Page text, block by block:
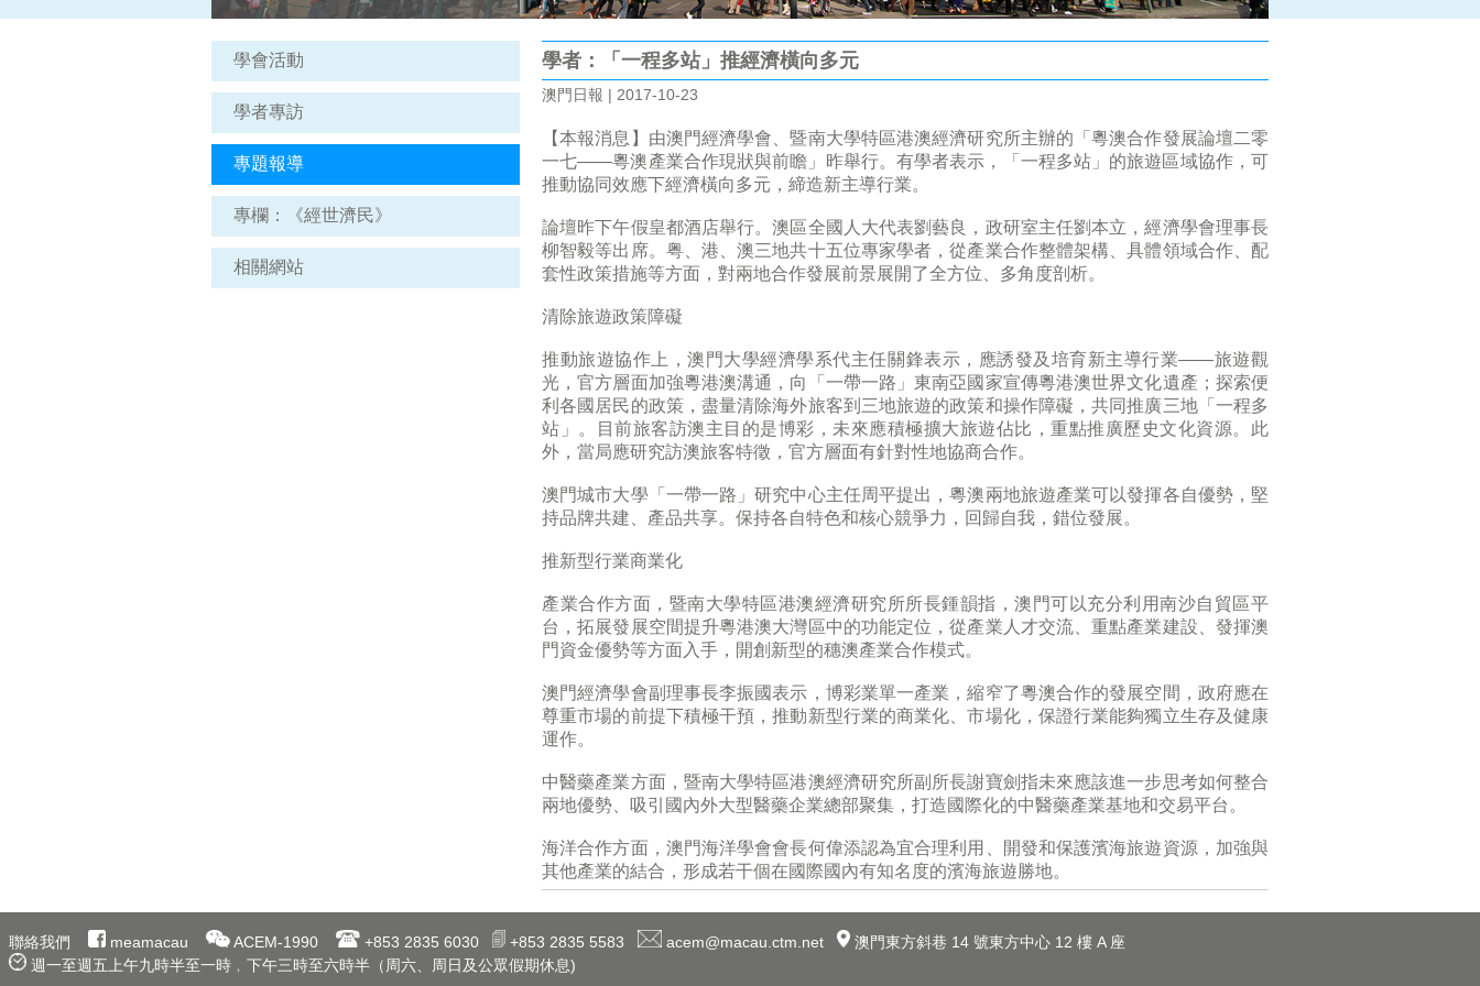
學會活動
學者專訪
專題報導
專欄：《經世濟民》
相關網站
學者：「一程多站」推經濟橫向多元
澳門日報 | 2017-10-23
【本報消息】由澳門經濟學會、暨南大學特區港澳經濟研究所主辦的「粵澳合作發展論壇二零
一七——粵澳產業合作現狀與前瞻」昨舉行。有學者表示，「一程多站」的旅遊區域協作，可
推動協同效應下經濟橫向多元，締造新主導行業。
論壇昨下午假皇都酒店舉行。澳區全國人大代表劉藝良，政研室主任劉本立，經濟學會理事長
柳智毅等出席。粤、港、澳三地共十五位專家學者，從產業合作整體架構、具體領域合作、配
套性政策措施等方面，對兩地合作發展前景展開了全方位、多角度剖析。
清除旅遊政策障礙
推動旅遊協作上，澳門大學經濟學系代主任關鋒表示，應誘發及培育新主導行業——旅遊觀
光，官方層面加強粵港澳溝通，向「一帶一路」東南亞國家宣傳粵港澳世界文化遺產；探索便
利各國居民的政策，盡量清除海外旅客到三地旅遊的政策和操作障礙，共同推廣三地「一程多
站」。目前旅客訪澳主目的是博彩，未來應積極擴大旅遊佔比，重點推廣歷史文化資源。此
外，當局應研究訪澳旅客特徵，官方層面有針對性地協商合作。
澳門城市大學「一帶一路」研究中心主任周平提出，粵澳兩地旅遊產業可以發揮各自優勢，堅
持品牌共建、產品共享。保持各自特色和核心競爭力，回歸自我，錯位發展。
推新型行業商業化
產業合作方面，暨南大學特區港澳經濟研究所所長鍾韻指，澳門可以充分利用南沙自貿區平
台，拓展發展空間提升粵港澳大灣區中的功能定位，從產業人才交流、重點產業建設、發揮澳
門資金優勢等方面入手，開創新型的穗澳產業合作模式。
澳門經濟學會副理事長李振國表示，博彩業單一產業，縮窄了粵澳合作的發展空間，政府應在
尊重市場的前提下積極干預，推動新型行業的商業化、市場化，保證行業能夠獨立生存及健康
運作。
中醫藥產業方面，暨南大學特區港澳經濟研究所副所長謝寶劍指未來應該進一步思考如何整合
兩地優勢、吸引國內外大型醫藥企業總部聚集，打造國際化的中醫藥產業基地和交易平台。
海洋合作方面，澳門海洋學會會長何偉添認為宜合理利用、開發和保護濱海旅遊資源，加強與
其他產業的結合，形成若干個在國際國內有知名度的濱海旅遊勝地。
聯絡我們 meamacau ACEM-1990 +853 2835 6030 +853 2835 5583 acem@macau.ctm.net
澳門東方斜巷 14 號東方中心 12 樓 A 座
週一至週五上午九時半至一時﹐下午三時至六時半（周六、周日及公眾假期休息)